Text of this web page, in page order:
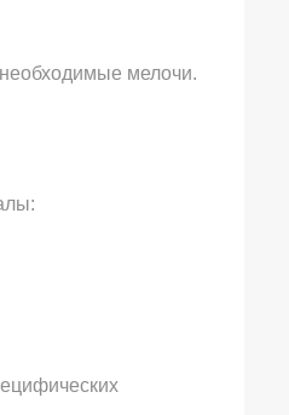
мелочи.